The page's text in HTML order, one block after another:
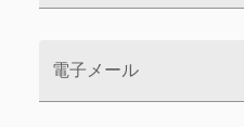
電子メール